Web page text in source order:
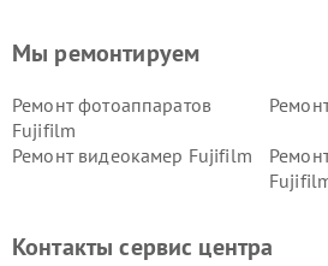
Мы ремонтируем
Ремонт фотоаппаратов
Fujifilm
Ремонт видеокамер Fujifilm
Контакты сервис центра